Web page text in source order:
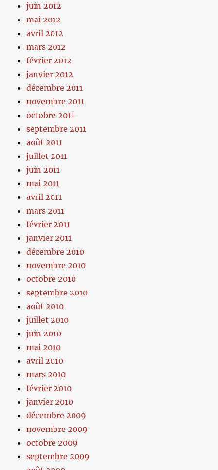
juin 2012
mai 2012
avril 2012
mars 2012
février 2012
janvier 2012
décembre 2011
novembre 2011
octobre 2011
septembre 2011
août 2011
juillet 2011
juin 2011
mai 2011
avril 2011
mars 2011
février 2011
janvier 2011
décembre 2010
novembre 2010
octobre 2010
septembre 2010
août 2010
juillet 2010
juin 2010
mai 2010
avril 2010
mars 2010
février 2010
janvier 2010
décembre 2009
novembre 2009
octobre 2009
septembre 2009